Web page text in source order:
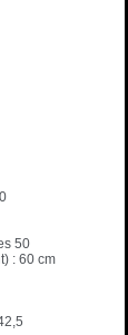
50
: 60 cm